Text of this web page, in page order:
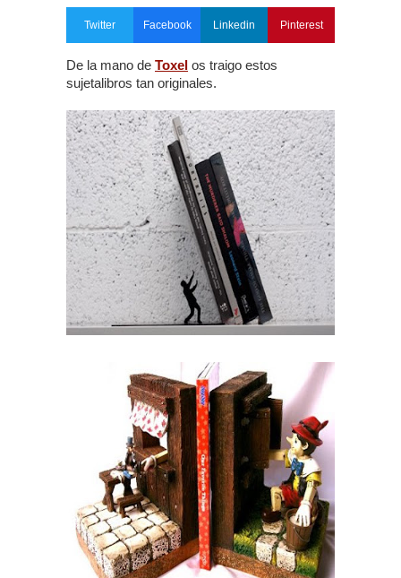
Twitter Facebook Linkedin Pinterest
De la mano de Toxel os traigo estos
sujetalibros tan originales.